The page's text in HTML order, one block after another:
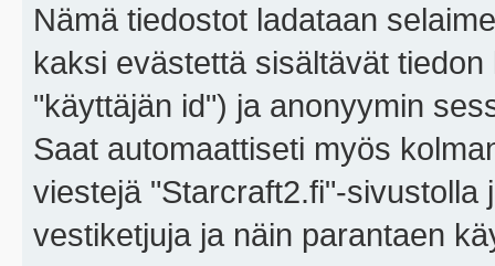
Nämä tiedostot ladataan
kaksi evästettä sisältävät
"käyttäjän id") ja anonyymin
Saat automaattiseti myös
viestejä "Starcraft2.fi"-sivustolla
vestiketjuja ja näin parantaen